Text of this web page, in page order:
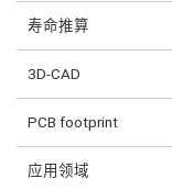
寿命推算
3D-CAD
PCB footprint
应用领域